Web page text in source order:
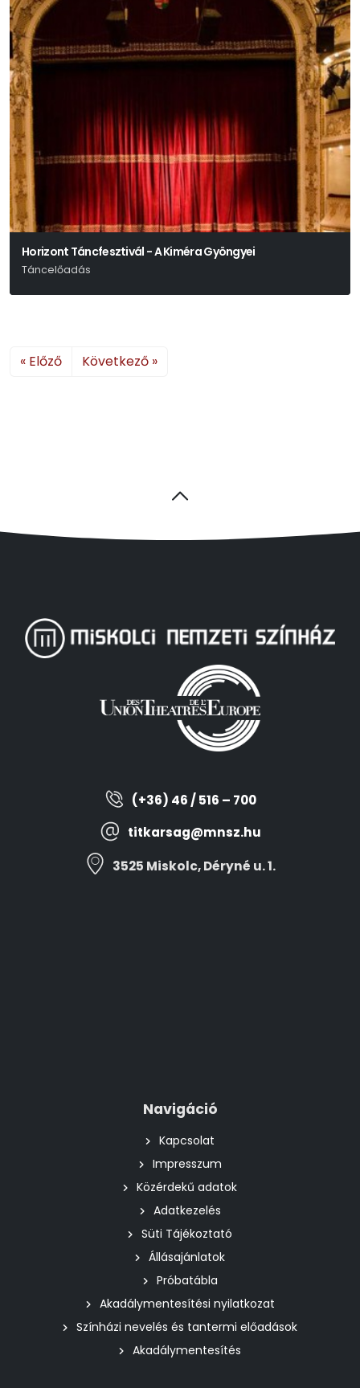
Horizont Táncfesztivál - A Kiméra Gyöngyei
Táncelőadás
« Előző Következő »
(+36) 46 / 516 – 700
titkarsag@mnsz.hu
3525 Miskolc, Déryné u. 1.
Navigáció
Kapcsolat
Impresszum
Közérdekű adatok
Adatkezelés
Süti Tájékoztató
Állásajánlatok
Próbatábla
Akadálymentesítési nyilatkozat
Színházi nevelés és tantermi előadások
Akadálymentesítés